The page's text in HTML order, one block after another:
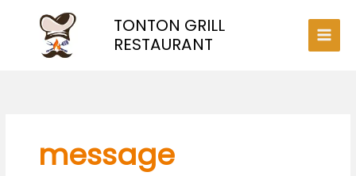
TONTON GRILL
RESTAURANT
message